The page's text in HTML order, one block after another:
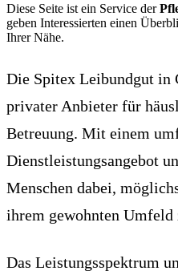
Diese Seite ist ein Service der
geben Interessierten einen
Ihrer Nähe.
Die Spitex Leibundgut in
privater Anbieter für
Betreuung. Mit einem
Dienstleistungsangebot
Menschen dabei,
ihrem gewohnten Umfeld
Das Leistungsspektrum